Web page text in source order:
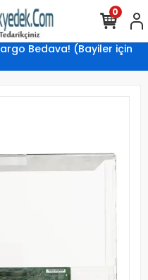
Bedava! (Bayiler için
0